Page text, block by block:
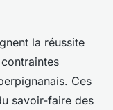
la réussite
Ces
savoir-faire des